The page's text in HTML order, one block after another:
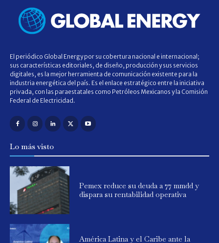
El periódico Global Energy por su cobertura nacional e internacional;
sus características editoriales, de diseño, producción y sus servicios
digitales, es la mejor herramienta de comunicación existente para la
industria energética del país. Es el enlace estratégico entre la iniciativa
privada, con las paraestatales como Petróleos Mexicanos y la Comisión
Federal de Electricidad.
Lo más visto
Pemex reduce su deuda a 77 mmdd y
dispara su rentabilidad operativa
América Latina y el Caribe ante la